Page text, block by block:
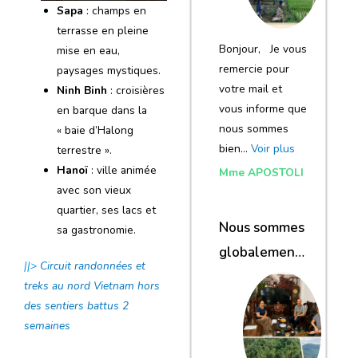
Sapa : champs en
terrasse en pleine
mise en eau,
paysages mystiques.
Ninh Binh : croisières
en barque dans la
« baie d’Halong
terrestre ».
Hanoï : ville animée
avec son vieux
quartier, ses lacs et
sa gastronomie.
||> Circuit randonnées et
treks au nord Vietnam hors
des sentiers battus 2
semaines
Bonjour, Je vous
remercie pour
votre mail et
vous informe que
nous sommes
bien… Voir plus
Mme APOSTOLI
Nous sommes
globalement
satisfaits du
voyage